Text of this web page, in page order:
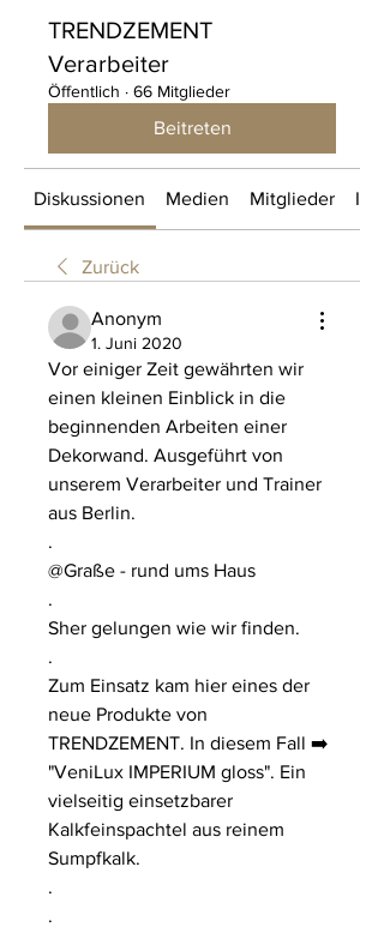
TRENDZEMENT
Verarbeiter
Öffentlich · 66 Mitglieder
Beitreten
Diskussionen Medien Mitglieder Info
Zurück
Anonym
1. Juni 2020
Vor einiger Zeit gewährten wir
einen kleinen Einblick in die
beginnenden Arbeiten einer
Dekorwand. Ausgeführt von
unserem Verarbeiter und Trainer
aus Berlin.
.
@Graße - rund ums Haus
.
Sher gelungen wie wir finden.
.
Zum Einsatz kam hier eines der
neue Produkte von
TRENDZEMENT. In diesem Fall ➡️
"VeniLux IMPERIUM gloss". Ein
vielseitig einsetzbarer
Kalkfeinspachtel aus reinem
Sumpfkalk.
.
.